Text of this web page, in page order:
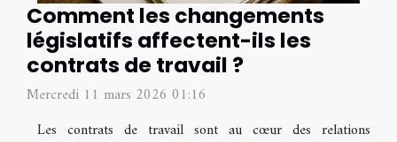
Comment les changements
législatifs affectent-ils les
contrats de travail ?
Mercredi 11 mars 2026 01:16
Les contrats de travail sont au cœur des relations